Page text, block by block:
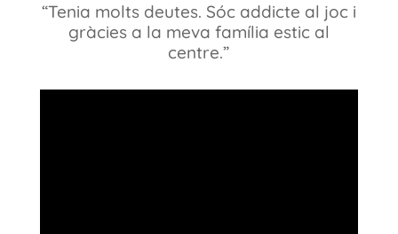
“Tenia molts deutes. Sóc addicte al joc i
gràcies a la meva família estic al
centre.”